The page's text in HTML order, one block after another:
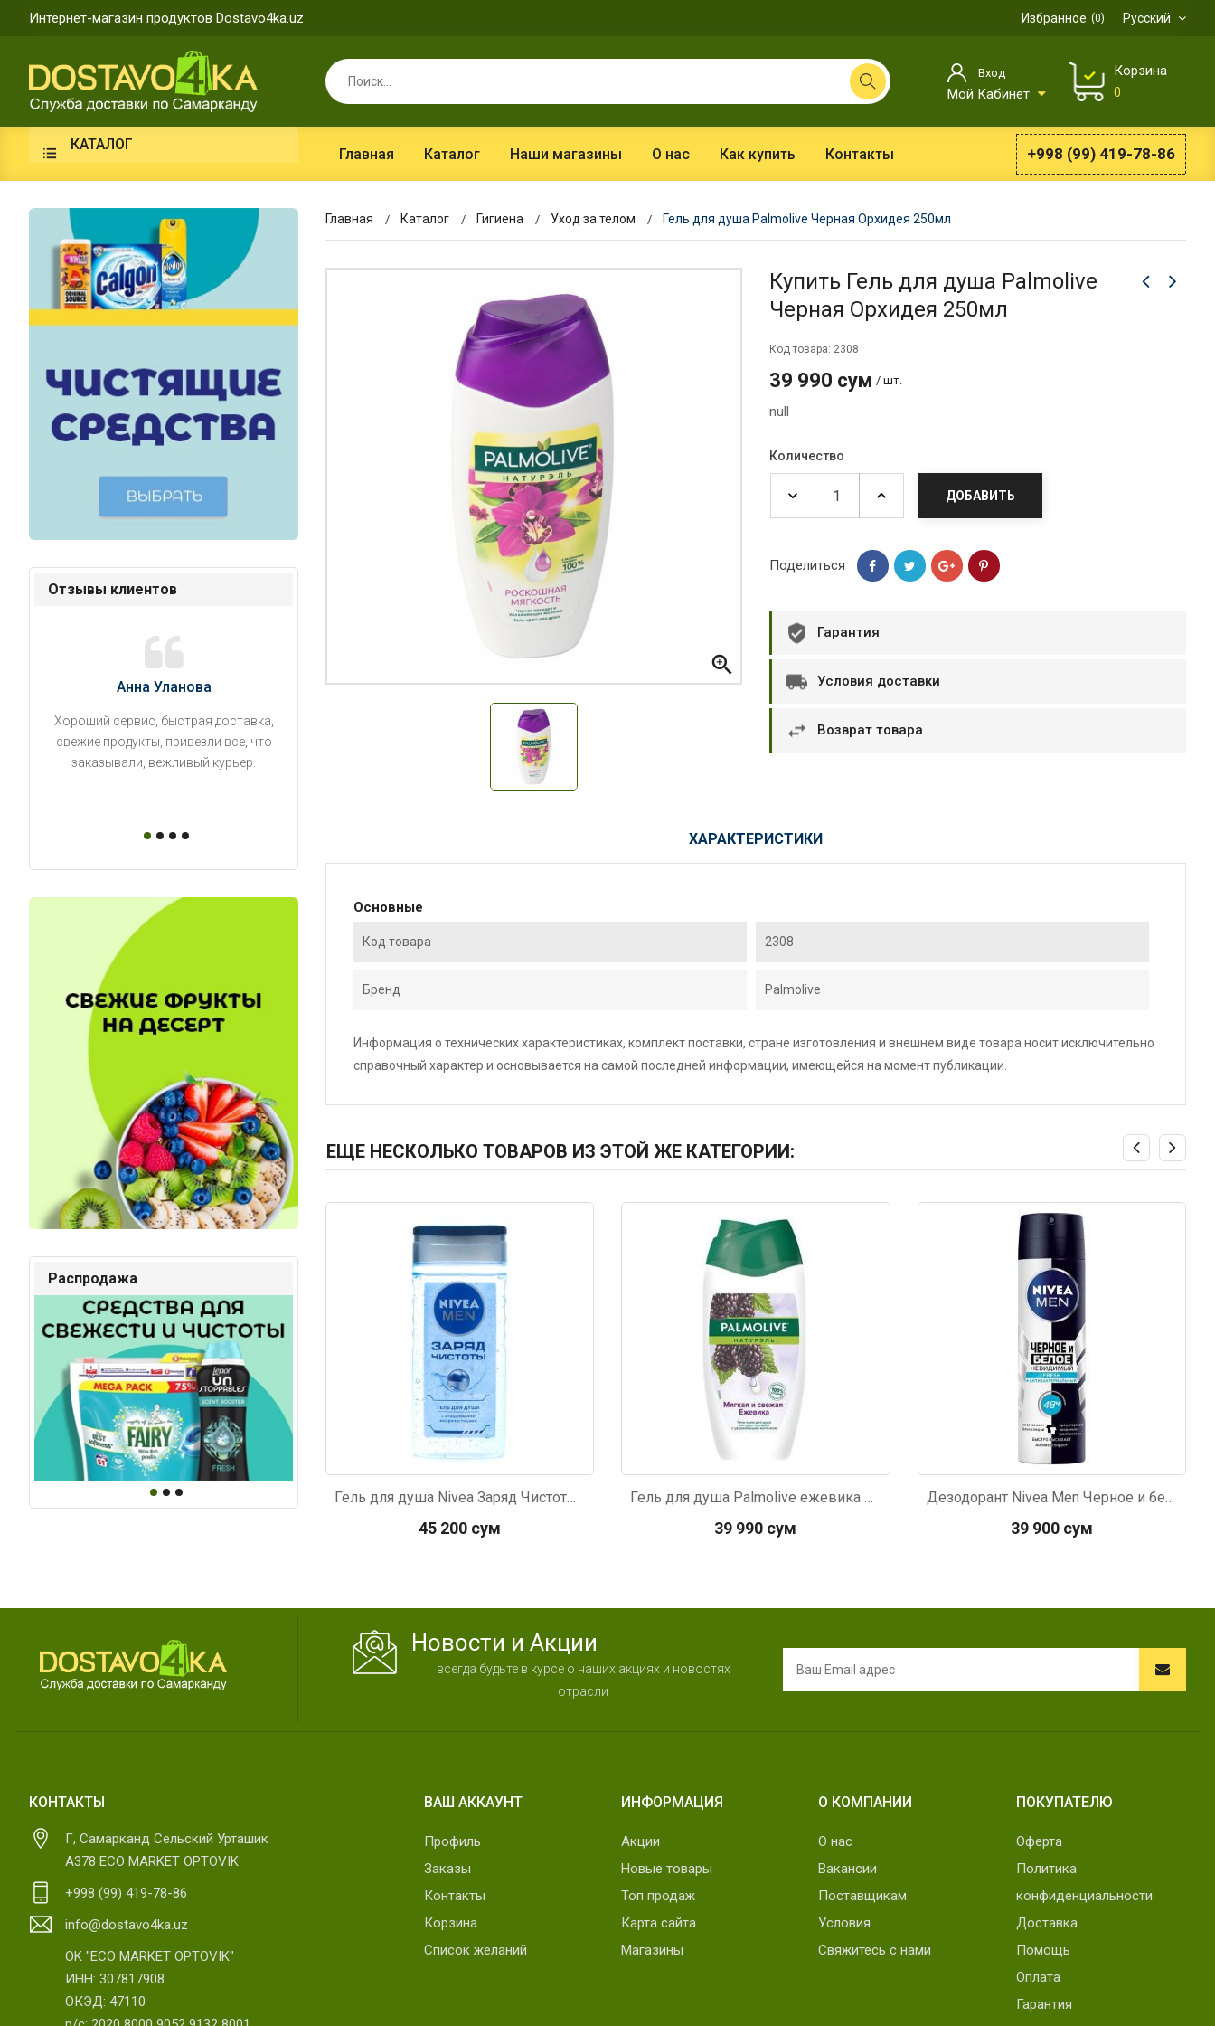
Интернет-магазин продуктов Dostavo4ka.uz Русский
Избранное 0
Вход
Мой Кабинет
Корзина
0
КАТАЛОГ
Главная Каталог Наши магазины О нас Как купить Контакты +998 (99) 419-78-86
Отзывы клиентов
Анна Уланова
Хороший сервис, быстрая доставка,
свежие продукты, привезли все, что
заказывали, вежливый курьер.
Александр П. Ольга Кузяева
Лежу в больнице, сделала заказ, все
привезли раньше назначенного
времени. Курьер Анвар, спасибо ему!
Тимур B.Д.
Оформляют заказ и доставляют
Распродажа
Главная Каталог Гигиена Уход за телом Гель для душа Palmolive Черная Орхидея 250мл

Купить Гель для душа Palmolive
Черная Орхидея 250мл
Код товара: 2308
39 990 сум / шт.
null
Количество
ДОБАВИТЬ
Поделиться
Гарантия
Условия доставки
Возврат товара
ХАРАКТЕРИСТИКИ
Основные
Код товара 2308
Бренд Palmolive
Информация о технических характеристиках, комплект поставки, стране изготовления и внешнем виде товара носит исключительно
справочный характер и основывается на самой последней информации, имеющейся на момент публикации.
ЕЩЕ НЕСКОЛЬКО ТОВАРОВ ИЗ ЭТОЙ ЖЕ КАТЕГОРИИ:
Код: 2157
Гель для душа Nivea Заряд Чистоты мужской 250мл
45 200 сум
Гель для душа Palmolive ежевика 250мл
39 990 сум
Дезодорант Nivea Men Черное и белое невидимый 150мл
39 900 сум
Новости и Акции
всегда будьте в курсе о наших акциях и новостях
отрасли
КОНТАКТЫ
Г, Самарканд Сельский Урташик
А378 ECO MARKET OPTOVIK
+998 (99) 419-78-86
info@dostavo4ka.uz
OK "ECO MARKET OPTOVIK"
ИНН: 307817908
ОКЭД: 47110
ВАШ АККАУНТ
Профиль
Заказы
Контакты
Корзина
Список желаний
ИНФОРМАЦИЯ
Акции
Новые товары
Топ продаж
Карта сайта
Магазины
О КОМПАНИИ
О нас
Вакансии
Поставщикам
Условия
Свяжитесь с нами
ПОКУПАТЕЛЮ
Оферта
Политика
конфиденциальности
Доставка
Помощь
Оплата
Гарантия